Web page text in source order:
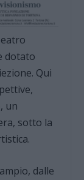
dotato
Qui
un
sotto la
dalle